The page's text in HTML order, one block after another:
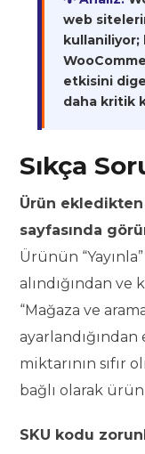
web
etkisini
daha kritik
Sıkça
Ürün
sayfasında
Ürünün
alındığından
“Mağaza ve
miktarının sıfır
bağlı olarak
SKU kodu